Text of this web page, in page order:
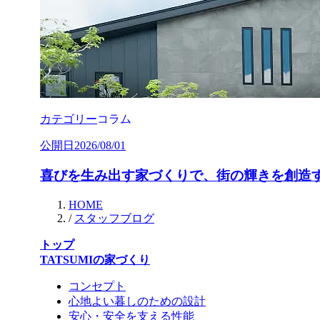
カテゴリーコラム
公開日 2026/08/01
喜びを生み出す家づくりで、街の輝きを創造
HOME
/ スタッフブログ
トップ
TATSUMIの家づくり
コンセプト
心地よい暮しのための設計
安心・安全を支える性能